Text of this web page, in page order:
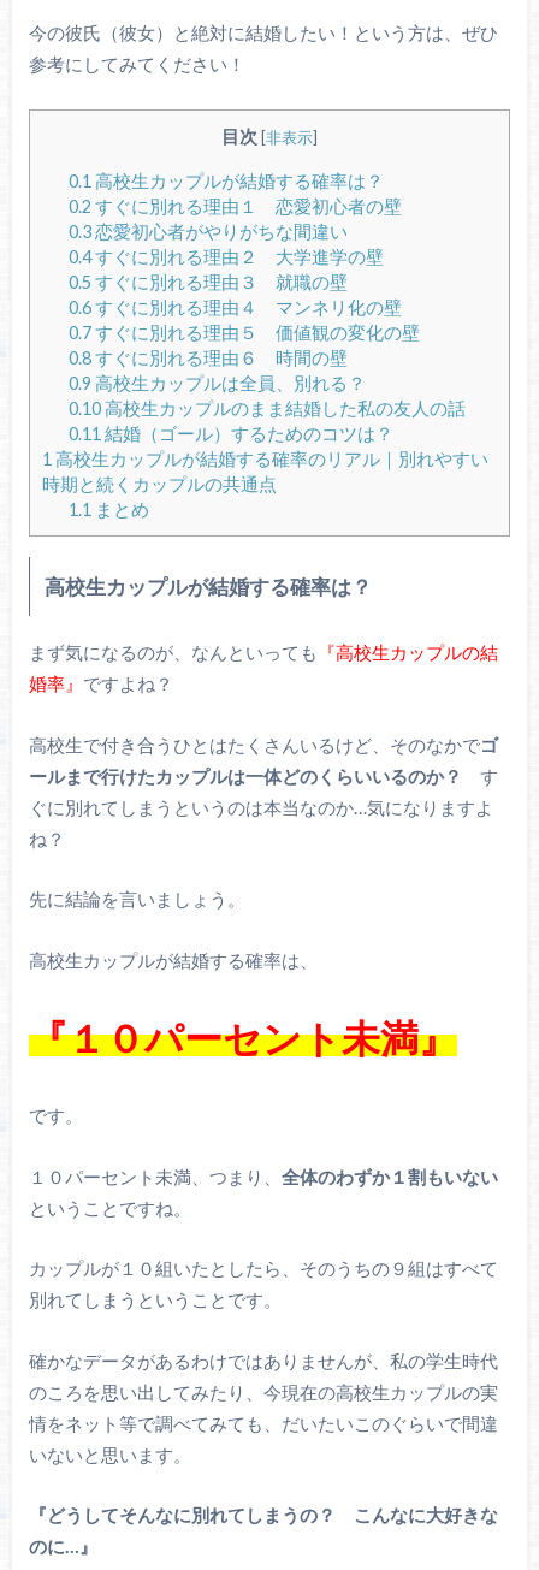
今の彼氏（彼女）と絶対に結婚したい！という方は、ぜひ
参考にしてみてください！
目次 [非表示]
0.1 高校生カップルが結婚する確率は？
0.2 すぐに別れる理由１ 恋愛初心者の壁
0.3恋愛初心者がやりがちな間違い
0.4すぐに別れる理由２ 大学進学の壁
0.5 すぐに別れる理由３ 就職の壁
0.6すぐに別れる理由４ マンネリ化の壁
0.7すぐに別れる理由５ 価値観の変化の壁
0.8すぐに別れる理由６ 時間の壁
0.9 高校生カップルは全員、別れる？
0.10高校生カップルのまま結婚した私の友人の話
0.11 結婚（ゴール）するためのコツは？
1 高校生カップルが結婚する確率のリアル｜別れやすい
時期と続くカップルの共通点
1.1 まとめ
高校生カップルが結婚する確率は？
まず気になるのが、なんといっても 『高校生カップルの結
婚率』 ですよね？
高校生で付き合うひとはたくさんいるけど、そのなかでゴ
ールまで行けたカップルは一体どのくらいいるのか？
す
ぐに別れてしまうというのは本当なのか…気になりますよ
ね？
先に結論を言いましょう。
高校生カップルが結婚する確率は、
『１０パーセント未満』
です。
１０パーセント未満、つまり、 全体のわずか１割もいない
ということですね。
カップルが１０組いたとしたら、そのうちの９組はすべて
別れてしまうということです。
確かなデータがあるわけではありませんが、私の学生時代
のころを思い出してみたり、今現在の高校生カップルの実
情をネット等で調べてみても、だいたいこのぐらいで間違
いないと思います。
『どうしてそんなに別れてしまうの？ こんなに大好きな
のに…』